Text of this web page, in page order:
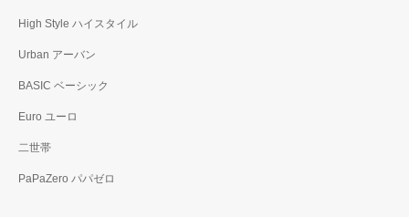
High Style ハイスタイル
Urban アーバン
BASIC ベーシック
Euro ユーロ
二世帯
PaPaZero パパゼロ